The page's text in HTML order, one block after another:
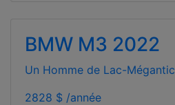
BMW M3 2022
Un Homme de Lac-Mégantic
2828 $ /année